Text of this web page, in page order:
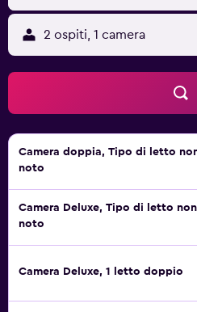
2 ospiti, 1 camera
Camera doppia, Tipo di letto
noto
Camera Deluxe, Tipo di letto non
noto
Camera Deluxe, 1 letto doppio